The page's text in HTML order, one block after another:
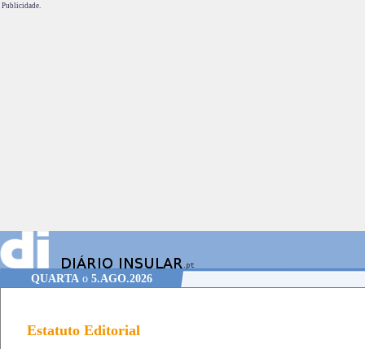
Publicidade.
QUARTA o 5.AGO.2026
Estatuto Editorial